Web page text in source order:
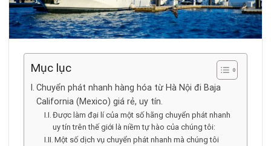
Mục lục
Chuyển phát nhanh hàng hóa từ Hà Nội đi Baja
California (Mexico) giá rẻ, uy tín.
Được làm đại lí của một số hãng chuyển phát nhanh
uy tín trên thế giới là niềm tự hào của chúng tôi:
Một số dịch vụ chuyển phát nhanh mà chúng tôi